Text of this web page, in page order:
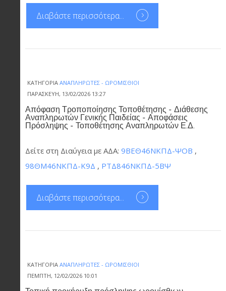
Διαβάστε περισσότερα...
ΚΑΤΗΓΟΡΊΑ ΑΝΑΠΛΗΡΩΤΈΣ - ΩΡΟΜΊΣΘΙΟΙ
ΠΑΡΑΣΚΕΥΉ, 13/02/2026 13:27
Απόφαση Τροποποίησης Τοποθέτησης - Διάθεσης
Αναπληρωτών Γενικής Παιδείας - Αποφάσεις
Πρόσληψης - Τοποθέτησης Αναπληρωτών Ε.Δ.
Δείτε στη Διαύγεια με ΑΔΑ: 9ΒΕΘ46ΝΚΠΔ-ΨΟΒ ,
98ΘΜ46ΝΚΠΔ-Κ9Δ , ΡΤΔ846ΝΚΠΔ-5ΒΨ
Διαβάστε περισσότερα...
ΚΑΤΗΓΟΡΊΑ ΑΝΑΠΛΗΡΩΤΈΣ - ΩΡΟΜΊΣΘΙΟΙ
ΠΈΜΠΤΗ, 12/02/2026 10:01